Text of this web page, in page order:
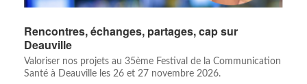
Rencontres, échanges, partages, cap sur
Deauville
Valoriser nos projets au 35ème Festival de la Communication
Santé à Deauville les 26 et 27 novembre 2026.